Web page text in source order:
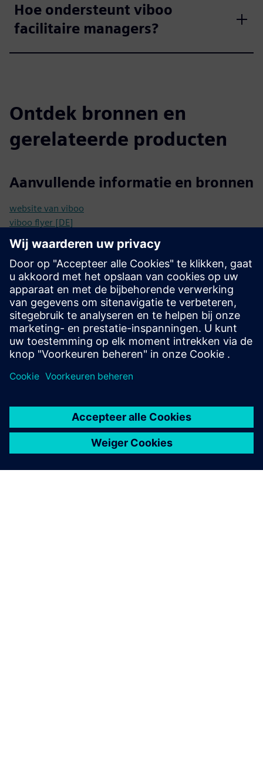
Hoe ondersteunt viboo
facilitaire managers?
Ontdek bronnen en
gerelateerde producten
Aanvullende informatie en bronnen
website van viboo
viboo flyer [DE]
Vereisten
Radiatorverwarming in het gebouw
Siemens Connect Box geïnstalleerd (kan worden geleverd
door viboo)
Lorawan-radiatorthermostaten en ruimtesensoren (kan
worden geleverd door viboo)